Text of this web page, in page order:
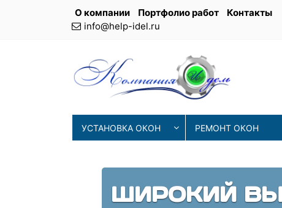
О компании Портфолио работ Контакты
info@help-idel.ru
УСТАНОВКА ОКОН РЕМОНТ ОКОН